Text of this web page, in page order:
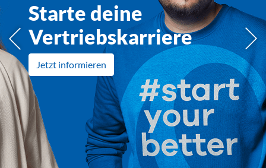
Starte deine
Vertriebskarriere
Jetzt informieren